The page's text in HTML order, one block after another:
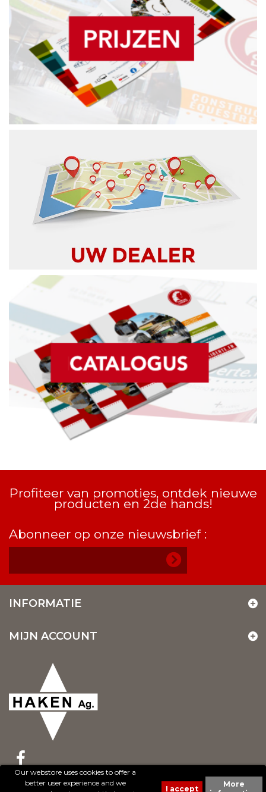
Our webstore uses cookies to offer a
better user experience and we
More
Profiteer van promoties, ontdek nieuwe
producten en 2de hands!
Abonneer op onze nieuwsbrief :
INFORMATIE
MIJN ACCOUNT
© 2017 - Cheval Liberté. Tous droits réservés.